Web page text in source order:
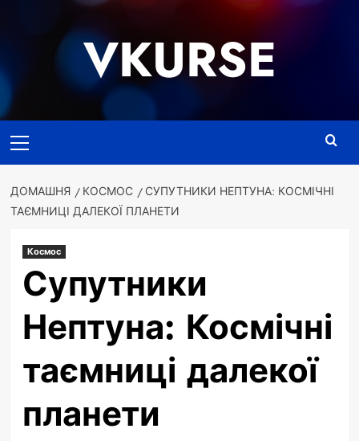
VKURSE
меню
ДОМАШНЯ КОСМОС
СУПУТНИКИ НЕПТУНА: КОСМІЧНІ
ТАЄМНИЦІ ДАЛЕКОЇ ПЛАНЕТИ
Космос
Супутники
Нептуна: Космічні
таємниці далекої
планети